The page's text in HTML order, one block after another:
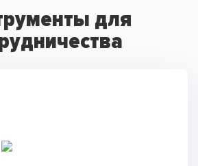
для